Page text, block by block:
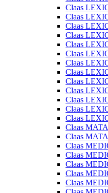
Claas
Claas
Claas
Claas
Claas
Claas
Claas
Claas
Claas
Claas
Claas
Claas
Claas
Claas
Claas
Claas
Claas
Claas
Claas
Claas